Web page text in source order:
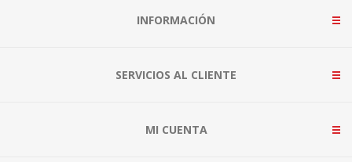
INFORMACIÓN
SERVICIOS AL CLIENTE
MI CUENTA